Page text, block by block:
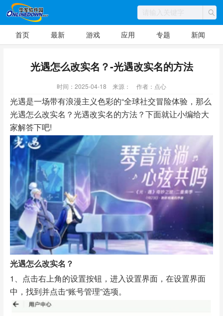
首页 最新 游戏 应用 专题 新闻
光遇怎么改实名？-光遇改实名的方法
时间：2025-04-18 来源： 作者：点心
光遇是一场带有浪漫主义色彩的“全球社交冒险体验，那么
光遇怎么改实名？光遇改实名的方法？下面就让小编给大
家解答下吧!
光遇怎么改实名？
1、点击右上角的设置按钮，进入设置界面，在设置界面
中，找到并点击“账号管理”选项。